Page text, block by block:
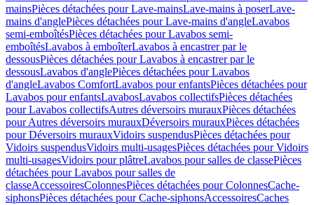
mainsPièces détachées pour Lave-mainsLave-mains à poserLave-
mains d'anglePièces détachées pour Lave-mains d'angleLavabos
semi-emboîtésPièces détachées pour Lavabos semi-
emboîtésLavabos à emboîterLavabos à encastrer par le
dessousPièces détachées pour Lavabos à encastrer par le
dessousLavabos d'anglePièces détachées pour Lavabos
d'angleLavabos ComfortLavabos pour enfantsPièces détachées pour
Lavabos pour enfantsLavabosLavabos collectifsPièces détachées
pour Lavabos collectifsAutres déversoirs murauxPièces détachées
pour Autres déversoirs murauxDéversoirs murauxPièces détachées
pour Déversoirs murauxVidoirs suspendusPièces détachées pour
Vidoirs suspendusVidoirs multi-usagesPièces détachées pour Vidoirs
multi-usagesVidoirs pour plâtreLavabos pour salles de classePièces
détachées pour Lavabos pour salles de
classeAccessoiresColonnesPièces détachées pour ColonnesCache-
siphonsPièces détachées pour Cache-siphonsAccessoiresCaches